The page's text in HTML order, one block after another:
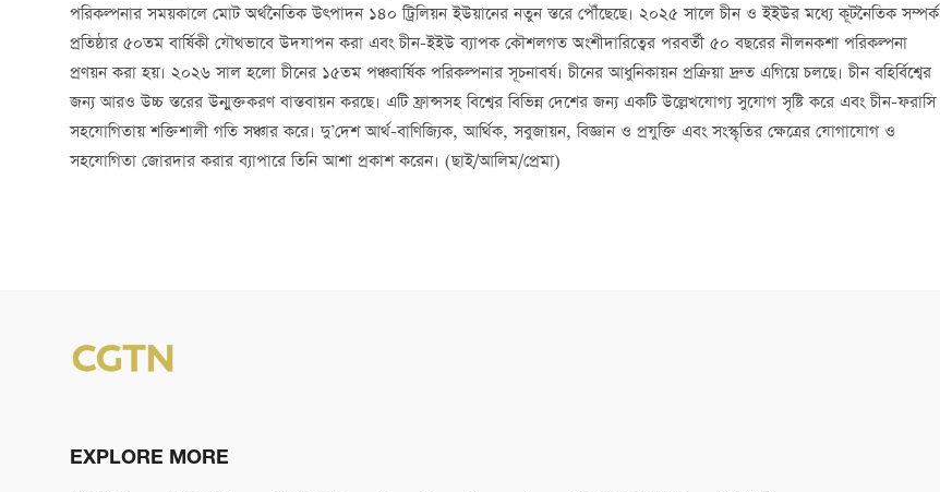
পরিকল্পনার সময়কালে মোট অর্থনৈতিক উত্পাদন ১৪০ ট্রিলিয়ন ইউয়ানের নতুন স্তরে পৌঁছেছে। ২০২৫ সালে চীন ও ইইউর মধ্যে কূটনৈতিক সম্পর্ক
প্রতিষ্ঠার ৫০তম বার্ষিকী যৌথভাবে উদযাপন করা এবং চীন-ইইউ ব্যাপক কৌশলগত অংশীদারিত্বের পরবর্তী ৫০ বছরের নীলনকশা পরিকল্পনা
প্রণয়ন করা হয়। ২০২৬ সাল হলো চীনের ১৫তম পঞ্চবার্ষিক পরিকল্পনার সূচনাবর্ষ। চীনের আধুনিকায়ন প্রক্রিয়া দ্রুত এগিয়ে চলছে। চীন বহির্বিশ্বের
জন্য আরও উচ্চ স্তরের উন্মুক্তকরণ বাস্তবায়ন করছে। এটি ফ্রান্সসহ বিশ্বের বিভিন্ন দেশের জন্য একটি উল্লেখযোগ্য সুযোগ সৃষ্টি করে এবং চীন-ফরাসি
সহযোগিতায় শক্তিশালী গতি সঞ্চার করে। দু’দেশ আর্থ-বাণিজ্যিক, আর্থিক, সবুজায়ন, বিজ্ঞান ও প্রযুক্তি এবং সংস্কৃতির ক্ষেত্রের যোগাযোগ ও
সহযোগিতা জোরদার করার ব্যাপারে তিনি আশা প্রকাশ করেন। (ছাই/আলিম/প্রেমা)
EXPLORE MORE